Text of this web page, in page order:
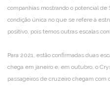
companhias mostrando o potencial
condição única no que se refere à
positivo, pois temos outras escalas
Para 2021, estão confirmadas duas
chega em janeiro e, em outubro, o
passageiros de cruzeiro chegam com